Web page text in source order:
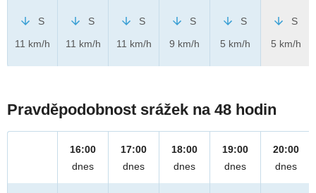
S
11 km/h
S
11 km/h
S
11 km/h
S
9 km/h
S
5 km/h
S
5 km/h
Pravděpodobnost srážek na 48 hodin
16:00
dnes
17:00
dnes
18:00
dnes
19:00
dnes
20:00
dnes